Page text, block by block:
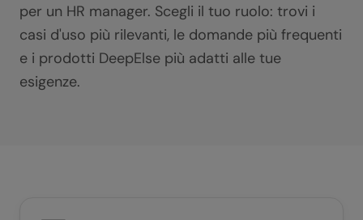
per un HR manager. Scegli il tuo ruolo: trovi i
casi d'uso più rilevanti, le domande più frequenti
e i prodotti DeepElse più adatti alle tue
esigenze.